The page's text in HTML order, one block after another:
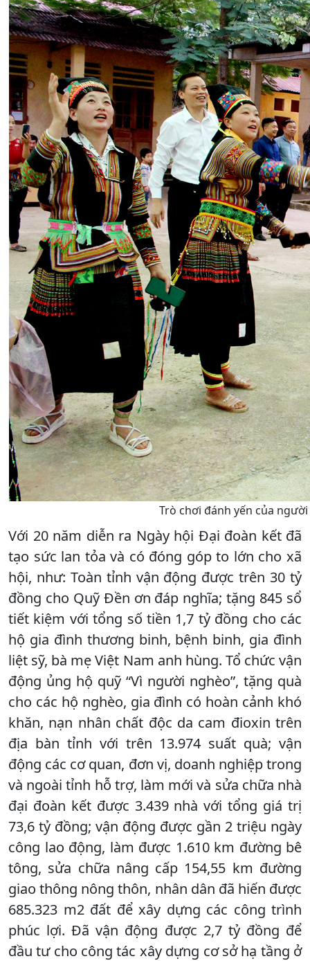
Trò chơi đánh yến của người
Với 20 năm diễn ra Ngày hội Đại đoàn kết đã
tạo sức lan tỏa và có đóng góp to lớn cho xã
hội, như: Toàn tỉnh vận động được trên 30 tỷ
đồng cho Quỹ Đền ơn đáp nghĩa; tặng 845 sổ
tiết kiệm với tổng số tiền 1,7 tỷ đồng cho các
hộ gia đình thương binh, bệnh binh, gia đình
liệt sỹ, bà mẹ Việt Nam anh hùng. Tổ chức vận
động ủng hộ quỹ “Vì người nghèo”, tặng quà
cho các hộ nghèo, gia đình có hoàn cảnh khó
khăn, nạn nhân chất độc da cam đioxin trên
địa bàn tỉnh với trên 13.974 suất quà; vận
động các cơ quan, đơn vị, doanh nghiệp trong
và ngoài tỉnh hỗ trợ, làm mới và sửa chữa nhà
đại đoàn kết được 3.439 nhà với tổng giá trị
73,6 tỷ đồng; vận động được gần 2 triệu ngày
công lao động, làm được 1.610 km đường bê
tông, sửa chữa nâng cấp 154,55 km đường
giao thông nông thôn, nhân dân đã hiến được
685.323 m2 đất để xây dựng các công trình
phúc lợi. Đã vận động được 2,7 tỷ đồng để
đầu tư cho công tác xây dựng cơ sở hạ tầng ở